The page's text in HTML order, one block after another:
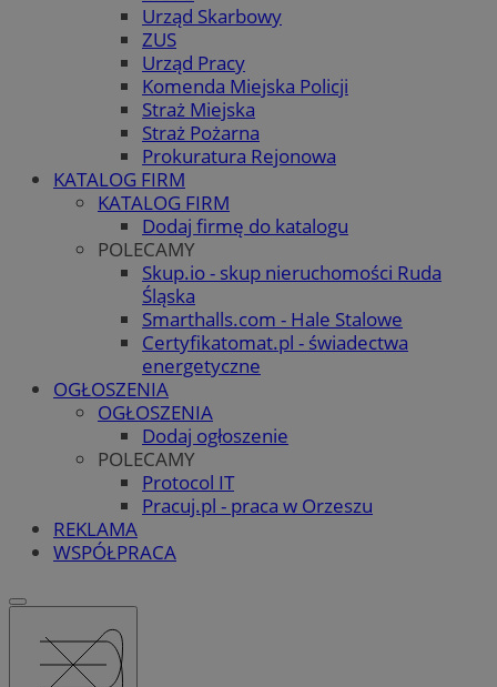
Urząd Skarbowy
ZUS
Urząd Pracy
Komenda Miejska Policji
Straż Miejska
Straż Pożarna
Prokuratura Rejonowa
KATALOG FIRM
KATALOG FIRM
Dodaj firmę do katalogu
POLECAMY
Skup.io - skup nieruchomości Ruda
Śląska
Smarthalls.com - Hale Stalowe
Certyfikatomat.pl - świadectwa
energetyczne
OGŁOSZENIA
OGŁOSZENIA
Dodaj ogłoszenie
POLECAMY
Protocol IT
Pracuj.pl - praca w Orzeszu
REKLAMA
WSPÓŁPRACA